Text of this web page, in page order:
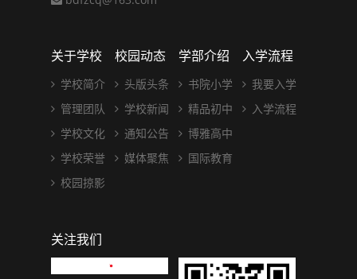
关于学校
学校简介
管理团队
学校文化
学校荣誉
校园掠影
校园动态
头版头条
学校新闻
通知公告
媒体聚焦
学部介绍
书院小学
精品初中
博雅高中
国际教育
入学流程
我要入学
入学流程
关注我们